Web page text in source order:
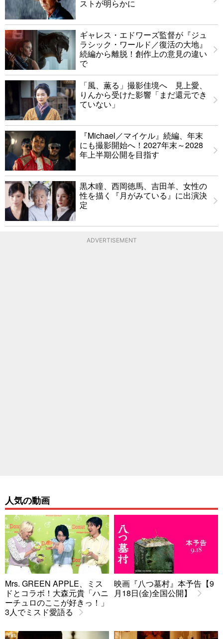
ストが明らかに
ギャレス・エドワーズ監督が『ジュ
ラシック・ワールド／復活の大地』
続編から離脱！創作上の意見の違い
で
「風、薫る」撮影佳境へ 見上愛、
りんから受けた影響「まだ還元でき
ていない」
『Michael／マイケル』続編、年末
にも撮影開始へ！2027年末～2028
年上半期公開を目指す
黒木瞳、西岡徳馬、吉田羊、女性の
性を描く『月がみている』に出演決
定
ADVERTISEMENT
人気の動画
Mrs. GREEN APPLE、ミス
ドとコラボ！大森元貴「ハニ
ーチュロのここが好きっ！」
3人でミスド愛語る
映画『八つ墓村』本予告【9
月18日(金)全国公開】